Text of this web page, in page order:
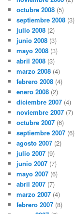
octubre 2008 (5)
septiembre 2008 (3)
julio 2008 (2)
junio 2008 (3)
mayo 2008 (3)
abril 2008 (3)
marzo 2008 (4)
febrero 2008 (4)
enero 2008 (2)
diciembre 2007 (4)
noviembre 2007 (7)
octubre 2007 (6)
septiembre 2007 (6)
agosto 2007 (2)
julio 2007 (9)
junio 2007 (7)
mayo 2007 (6)
abril 2007 (7)
marzo 2007 (4)
febrero 2007 (8)